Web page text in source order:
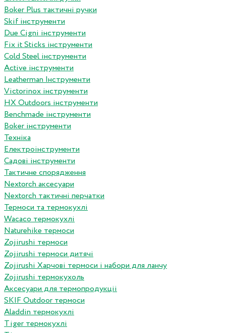
Boker Plus тактичні ручки
Skif інструменти
Due Cigni інструменти
Fix it Sticks інструменти
Сold Steel інструменти
Active інструменти
Leatherman Інструменти
Victorinox інструменти
HX Outdoors інструменти
Benchmade інструменти
Boker інструменти
Техніка
Електроінструменти
Садові інструменти
Тактичне спорядження
Nextorch аксесуари
Nextorch тактичні перчатки
Термоси та термокухлі
Wacaco термокухлі
Naturehike термоси
Zojirushi термоси
Zojirushi термоси дитячі
Zojirushi Харчові термоси і набори для ланчу
Zojirushi термокухоль
Аксесуари для термопродукціі
SKIF Outdoor термоси
Aladdin термокухлі
Tiger термокухлі